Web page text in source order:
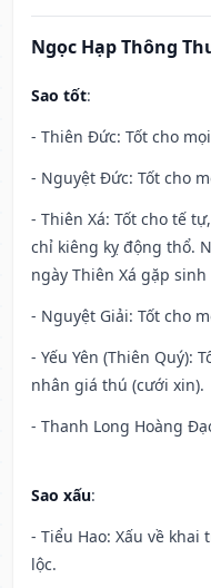
Ngọc Hạp Thông
Sao tốt:
- Thiên Đức: Tốt cho
- Nguyệt Đức: Tốt cho
- Thiên Xá: Tốt cho tế
chỉ kiêng kỵ động thổ.
ngày Thiên Xá gặp sinh
- Nguyệt Giải: Tốt cho
- Yếu Yên (Thiên Quý):
nhân giá thú (cưới xin).
- Thanh Long Hoàng
Sao xấu:
- Tiểu Hao: Xấu về
lộc.